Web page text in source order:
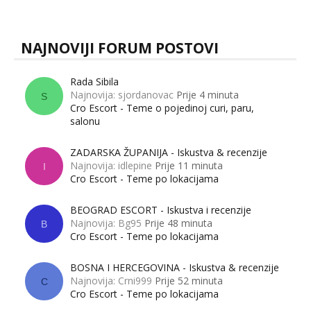
NAJNOVIJI FORUM POSTOVI
S
Rada Sibila
Najnovija: sjordanovac Prije 4 minuta
Cro Escort - Teme o pojedinoj curi, paru,
salonu
I
ZADARSKA ŽUPANIJA - Iskustva & recenzije
Najnovija: idlepine Prije 11 minuta
Cro Escort - Teme po lokacijama
B
BEOGRAD ESCORT - Iskustva i recenzije
Najnovija: Bg95 Prije 48 minuta
Cro Escort - Teme po lokacijama
C
BOSNA I HERCEGOVINA - Iskustva & recenzije
Najnovija: Crni999 Prije 52 minuta
Cro Escort - Teme po lokacijama